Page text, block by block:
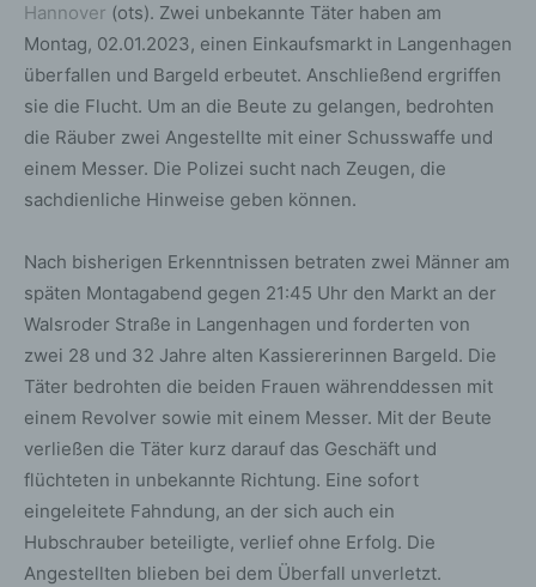
Hannover (ots). Zwei unbekannte Täter haben am
Montag, 02.01.2023, einen Einkaufsmarkt in Langenhagen
überfallen und Bargeld erbeutet. Anschließend ergriffen
sie die Flucht. Um an die Beute zu gelangen, bedrohten
die Räuber zwei Angestellte mit einer Schusswaffe und
einem Messer. Die Polizei sucht nach Zeugen, die
sachdienliche Hinweise geben können.
Nach bisherigen Erkenntnissen betraten zwei Männer am
späten Montagabend gegen 21:45 Uhr den Markt an der
Walsroder Straße in Langenhagen und forderten von
zwei 28 und 32 Jahre alten Kassiererinnen Bargeld. Die
Täter bedrohten die beiden Frauen währenddessen mit
einem Revolver sowie mit einem Messer. Mit der Beute
verließen die Täter kurz darauf das Geschäft und
flüchteten in unbekannte Richtung. Eine sofort
eingeleitete Fahndung, an der sich auch ein
Hubschrauber beteiligte, verlief ohne Erfolg. Die
Angestellten blieben bei dem Überfall unverletzt.